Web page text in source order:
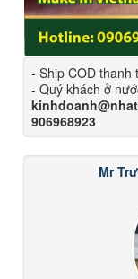
- Ship COD thanh
- Quý khách ở
906968923
Mr